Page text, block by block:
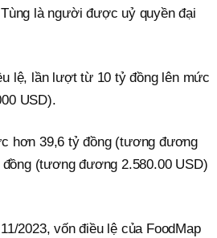
là người được uỷ quyền đại
lệ, lần lượt từ 10 tỷ đồng lên mức
USD).
hơn 39,6 tỷ đồng (tương đương
(tương đương 2.580.00 USD)
2023, vốn điều lệ của FoodMap